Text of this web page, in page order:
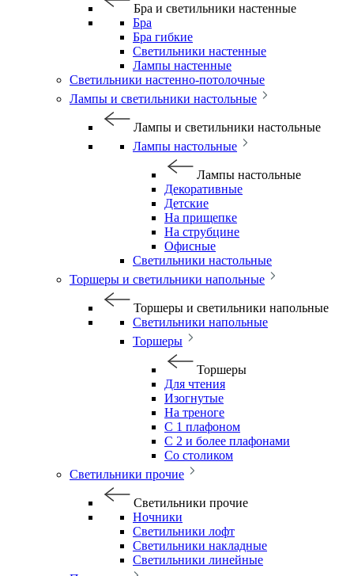
Бра и светильники настенные
Бра
Бра гибкие
Светильники настенные
Лампы настенные
Светильники настенно-потолочные
Лампы и светильники настольные
Лампы и светильники настольные
Лампы настольные
Лампы настольные
Декоративные
Детские
На прищепке
На струбцине
Офисные
Светильники настольные
Торшеры и светильники напольные
Торшеры и светильники напольные
Светильники напольные
Торшеры
Торшеры
Для чтения
Изогнутые
На треноге
С 1 плафоном
С 2 и более плафонами
Со столиком
Светильники прочие
Светильники прочие
Ночники
Светильники лофт
Светильники накладные
Светильники линейные